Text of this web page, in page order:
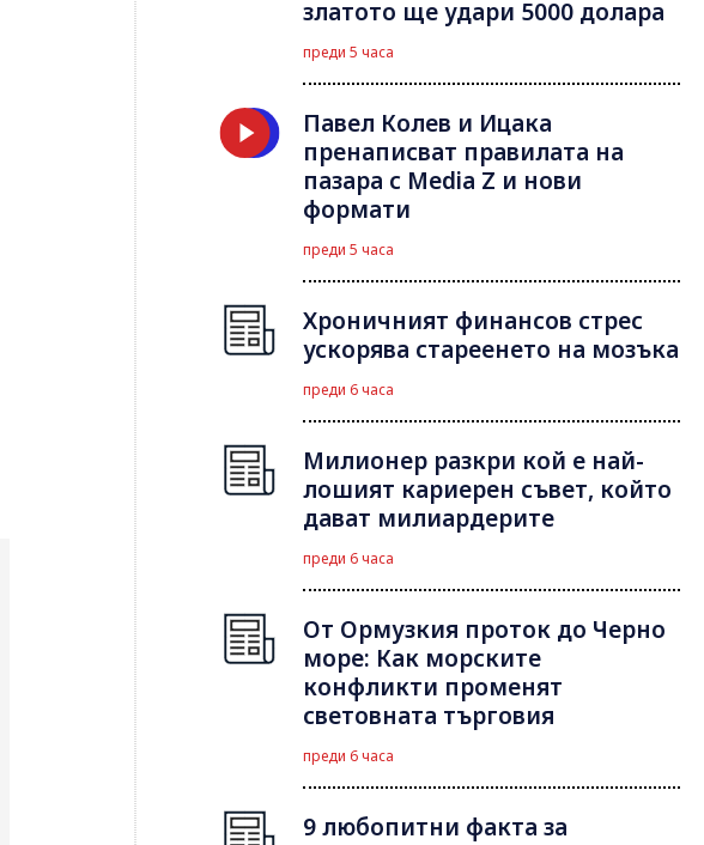
златото ще удари 5000 долара
преди 5 часа
Павел Колев и Ицака
пренаписват правилата на
пазара с Media Z и нови
формати
преди 5 часа
Хроничният финансов стрес
ускорява стареенето на мозъка
преди 6 часа
Милионер разкри кой е най-
лошият кариерен съвет, който
дават милиардерите
преди 6 часа
От Ормузкия проток до Черно
море: Как морските
конфликти променят
световната търговия
преди 6 часа
9 любопитни факта за